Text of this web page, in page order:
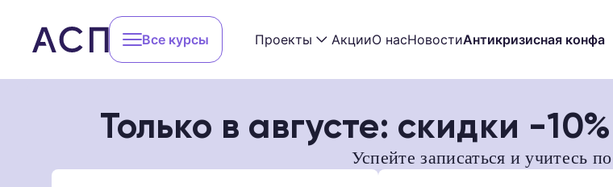
Все курсы
Методы психотерапии
Проекты
Сообщество выпускников
Конференции
АкцииО насНовостиАнтикризисная конфа
Только в августе: скидки -
Успейте записаться и учитесь